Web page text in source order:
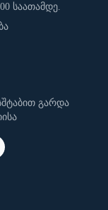
საათამდე.
გარდა